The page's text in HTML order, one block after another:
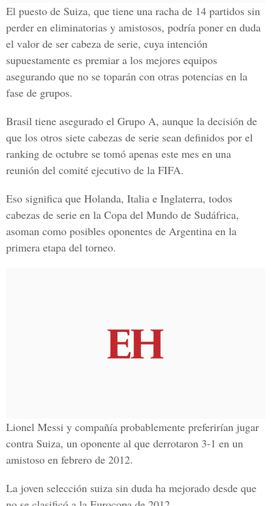
El puesto de Suiza, que tiene una racha de 14 partidos sin
perder en eliminatorias y amistosos, podría poner en duda
el valor de ser cabeza de serie, cuya intención
supuestamente es premiar a los mejores equipos
asegurando que no se toparán con otras potencias en la
fase de grupos.
Brasil tiene asegurado el Grupo A, aunque la decisión de
que los otros siete cabezas de serie sean definidos por el
ranking de octubre se tomó apenas este mes en una
reunión del comité ejecutivo de la FIFA.
Eso significa que Holanda, Italia e Inglaterra, todos
cabezas de serie en la Copa del Mundo de Sudáfrica,
asoman como posibles oponentes de Argentina en la
primera etapa del torneo.
Lionel Messi y compañía probablemente preferirían jugar
contra Suiza, un oponente al que derrotaron 3-1 en un
amistoso en febrero de 2012.
La joven selección suiza sin duda ha mejorado desde que